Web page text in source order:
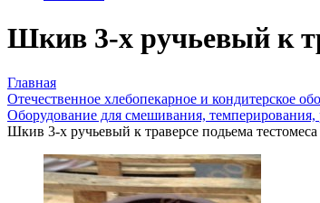
Шкив 3-х ручьевый к
Главная
Отечественное хлебопекарное и кондитерское
Оборудование для смешивания, темперирования,
Шкив 3-х ручьевый к траверсе подьема